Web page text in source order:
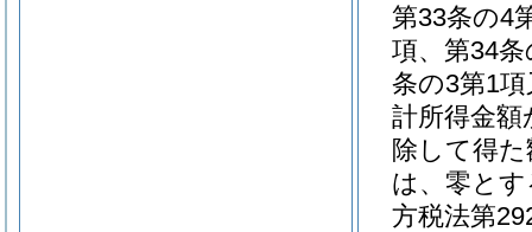
第33条の4
項、第34
条の3第1
計所得金額
除して得
は、零と
方税法第